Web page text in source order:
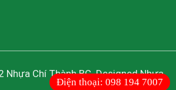
Chí Thành BC. Designed Nhựa
Điện thoại: 098 194 7007